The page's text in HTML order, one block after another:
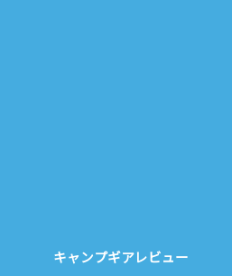
キャンプギアレビュー